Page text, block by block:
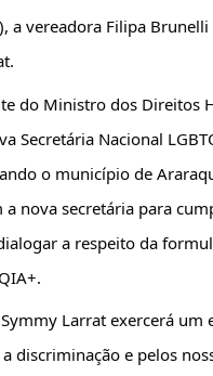
a vereadora Filipa
do Ministro dos Direitos
Secretária Nacional
o município de
nova secretária para
a respeito da
Larrat exercerá
discriminação e pelos